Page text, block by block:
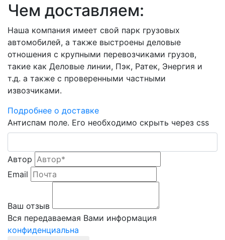
Чем доставляем:
Наша компания имеет свой парк грузовых
автомобилей, а также выстроены деловые
отношения с крупными перевозчиками грузов,
такие как Деловые линии, Пэк, Ратек, Энергия и
т.д. а также с проверенными частными
извозчиками.
Подробнее о доставке
Антиспам поле. Его необходимо скрыть через css
Автор
Email
Ваш отзыв
Вся передаваемая Вами информация
конфиденциальна